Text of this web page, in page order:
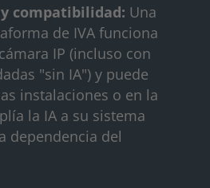
compatibilidad: Una
de IVA funciona
IP (incluso con
"sin IA") y puede
instalaciones o en la
la IA a su sistema
dependencia del